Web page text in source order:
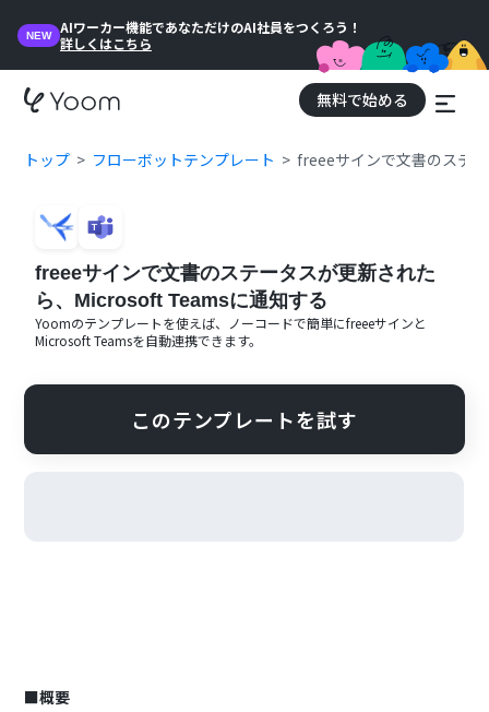
NEW
AIワーカー機能であなただけのAI社員をつくろう！
詳しくはこちら
無料で始める
トップ フローボットテンプレート freeeサインで文書のステ
freeeサインで文書のステータスが更新された
ら、Microsoft Teamsに通知する
Yoomのテンプレートを使えば、ノーコードで簡単にfreeeサインと
Microsoft Teamsを自動連携できます。
このテンプレートを試す
■概要